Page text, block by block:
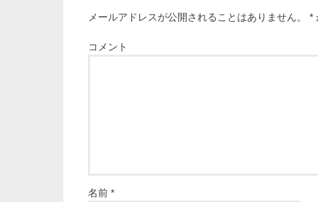
メールアドレスが公開されることはありません。 *
コメント
名前 *